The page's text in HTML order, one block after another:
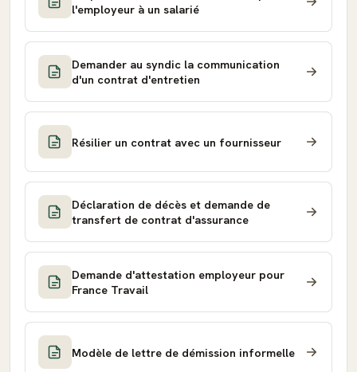
l'employeur à un salarié
Demander au syndic la communication
d'un contrat d'entretien
Résilier un contrat avec un fournisseur
Déclaration de décès et demande de
transfert de contrat d'assurance
Demande d'attestation employeur pour
France Travail
Modèle de lettre de démission informelle